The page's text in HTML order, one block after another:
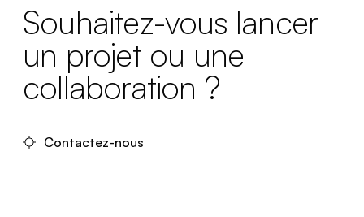
Souhaitez-vous lancer
un projet ou une
collaboration ?
Contactez-nous